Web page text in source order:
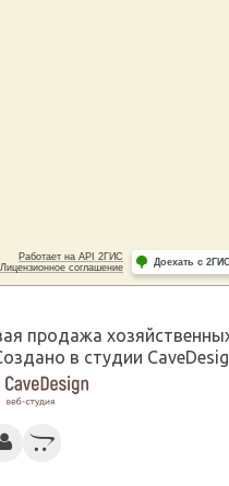
продажа
в студии